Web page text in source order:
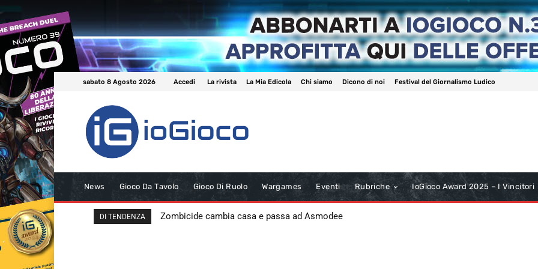
sabato 8 Agosto 2026 Accedi La rivista La Mia Edicola Chi siamo Dicono di noi Festival del Giornalismo Ludico
News Gioco Da Tavolo Gioco Di Ruolo Wargames Eventi Rubriche IoGioco Award 2025 – I Vincitori
DI TENDENZA Zombicide cambia casa e passa ad Asmodee